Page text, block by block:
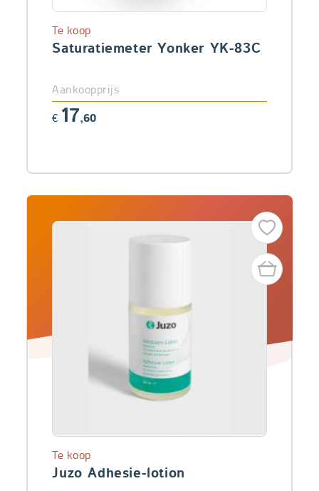
Saturatiemeter Yonker YK-83C
Te koop
Aankoopprijs
€ 17,60
Juzo Adhesie-lotion
Te koop